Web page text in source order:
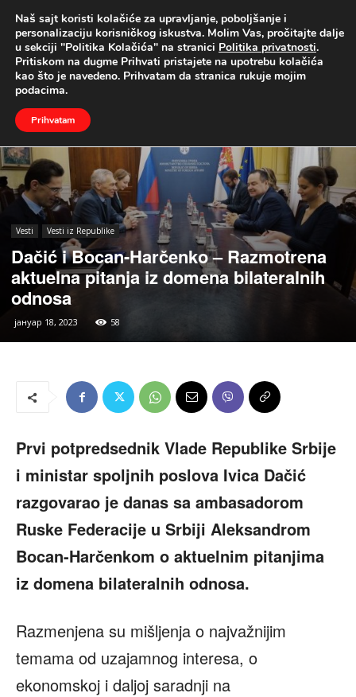
UŽIVO
Naslovna Vesti Vesti iz Republike
Vesti Vesti iz Republike
Dačić i Bocan-Harčenko – Razmotrena
aktuelna pitanja iz domena bilateralnih
odnosa
јануар 18, 2023 58
Prvi potpredsednik Vlade Republike Srbije
i ministar spoljnih poslova Ivica Dačić
razgovarao je danas sa ambasadorom
Ruske Federacije u Srbiji Aleksandrom
Bocan-Harčenkom o aktuelnim pitanjima
iz domena bilateralnih odnosa.
Razmenjena su mišljenja o najvažnijim
temama od uzajamnog interesa, o
ekonomskoj i daljoj saradnji na
Naš sajt koristi kolačiće za upravljanje, poboljšanje i
personalizaciju korisničkog iskustva. Molim Vas, pročitajte dalje
u sekciji "Politika Kolačića" na stranici Politika privatnosti.
Pritiskom na dugme Prihvati pristajete na upotrebu kolačića
kao što je navedeno. Prihvatam da stranica rukuje mojim
podacima.
Prihvatam